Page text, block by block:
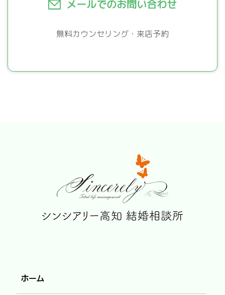
メールでのお問い合わせ
無料カウンセリング・来店予約
ホーム